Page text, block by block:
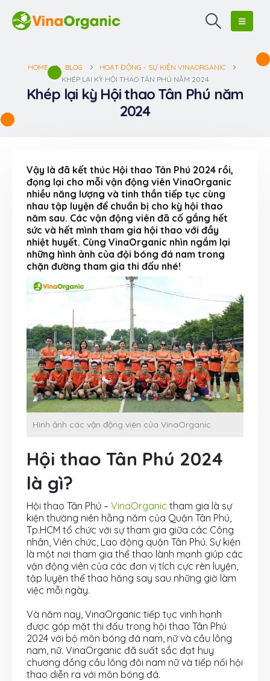
HOME BLOG
HOẠT ĐỘNG - SỰ KIỆN VINAORGANIC
KHÉP LẠI KỲ HỘI THAO TÂN PHÚ NĂM 2024
Khép lại kỳ Hội thao Tân Phú năm
2024
Vậy là đã kết thúc Hội thao Tân Phú 2024 rồi,
đọng lại cho mỗi vận động viên VinaOrganic
nhiều năng lượng và tinh thần tiếp tục cùng
nhau tập luyện để chuẩn bị cho kỳ hội thao
năm sau. Các vận động viên đã cố gắng hết
sức và hết mình tham gia hội thao với đầy
nhiệt huyết. Cùng VinaOrganic nhìn ngắm lại
những hình ảnh của đội bóng đá nam trong
chặn đường tham gia thi đấu nhé!
Hình ảnh các vận động viên của VinaOrganic
Hội thao Tân Phú 2024
là gì?
Hội thao Tân Phú – VinaOrganic tham gia là sự
kiện thường niên hằng năm của Quận Tân Phú,
Tp.HCM tổ chức với sự tham gia giữa các Công
nhân, Viên chức, Lao động quận Tân Phú. Sự kiện
là một nơi tham gia thể thao lành mạnh giúp các
vận động viên của các đơn vị tích cực rèn luyện,
tập luyện thể thao hăng say sau những giờ làm
việc mỗi ngày.
Và năm nay, VinaOrganic tiếp tục vinh hạnh
được góp mặt thi đấu trong hội thao Tân Phú
2024 với bộ môn bóng đá nam, nữ và cầu lông
nam, nữ. VinaOrganic đã suất sắc đạt huy
chương đồng cầu lông đôi nam nữ và tiếp nối hội
thao diễn ra với môn bóng đá.